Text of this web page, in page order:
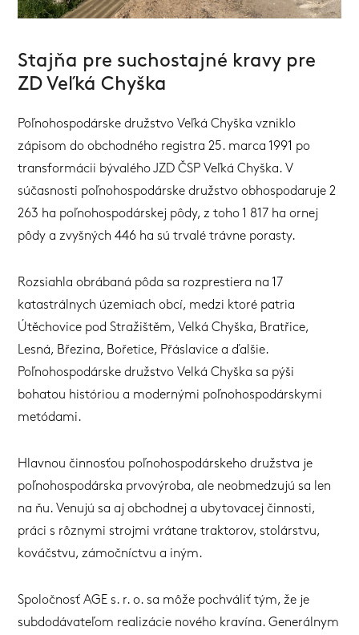
Stajňa pre suchostajné kravy pre
ZD Veľká Chyška
Poľnohospodárske družstvo Veľká Chyška vzniklo
zápisom do obchodného registra 25. marca 1991 po
transformácii bývalého JZD ČSP Veľká Chyška. V
súčasnosti poľnohospodárske družstvo obhospodaruje 2
263 ha poľnohospodárskej pôdy, z toho 1 817 ha ornej
pôdy a zvyšných 446 ha sú trvalé trávne porasty.
Rozsiahla obrábaná pôda sa rozprestiera na 17
katastrálnych územiach obcí, medzi ktoré patria
Útěchovice pod Stražištěm, Velká Chyška, Bratřice,
Lesná, Březina, Bořetice, Přáslavice a ďalšie.
Poľnohospodárske družstvo Velká Chyška sa pýši
bohatou históriou a modernými poľnohospodárskymi
metódami.
Hlavnou činnosťou poľnohospodárskeho družstva je
poľnohospodárska prvovýroba, ale neobmedzujú sa len
na ňu. Venujú sa aj obchodnej a ubytovacej činnosti,
práci s rôznymi strojmi vrátane traktorov, stolárstvu,
kováčstvu, zámočníctvu a iným.
Spoločnosť AGE s. r. o. sa môže pochváliť tým, že je
subdodávateľom realizácie nového kravína. Generálnym